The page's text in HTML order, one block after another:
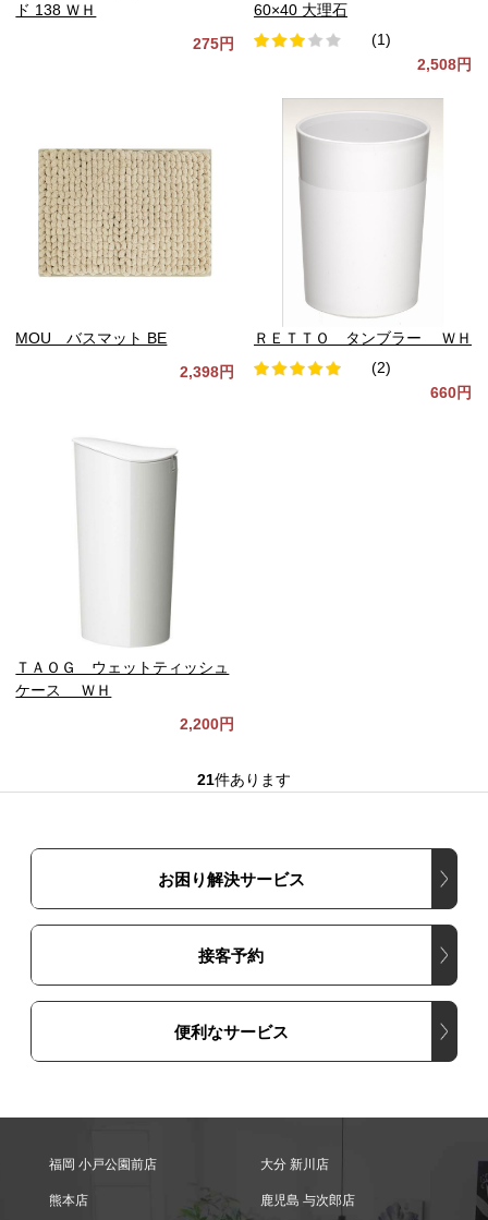
ド 138 ＷＨ
275円
60×40 大理石
(1)
2,508円
MOU バスマット BE
2,398円
ＲＥＴＴＯ タンブラー ＷＨ
(2)
660円
ＴＡＯＧ ウェットティッシュ
ケース ＷＨ
2,200円
21件あります
お困り解決サービス
接客予約
便利なサービス
福岡 小戸公園前店 大分 新川店
熊本店 鹿児島 与次郎店